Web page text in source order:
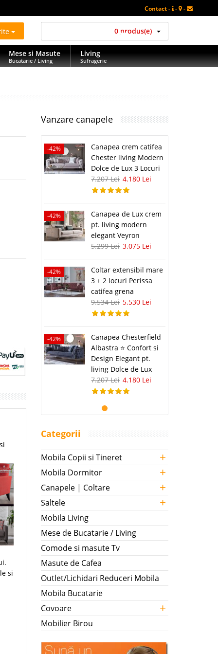
Contact - - -
0 produs(e)
Mese si Masute
Bucatarie / Living
Living
Sufragerie
si
Vanzare canapele
-42%
Canapea crem catifea
Chester living Modern
Dolce de Lux 3 Locuri
7.207 Lei 4.180 Lei
-42%
Canapea de Lux crem
pt. living modern
elegant Veyron
5.299 Lei 3.075 Lei
-42%
Coltar extensibil mare
3 + 2 locuri Perissa
catifea grena
9.534 Lei 5.530 Lei
-42%
Canapea Chesterfield
Albastra ⭐ Confort si
Design Elegant pt.
living Dolce de Lux
7.207 Lei 4.180 Lei
Categorii
Mobila Copii si Tineret +
Mobila Dormitor +
Canapele | Coltare +
Saltele +
Mobila Living
Mese de Bucatarie / Living
Comode si masute Tv
Masute de Cafea
Outlet/Lichidari Reduceri Mobila
Mobila Bucatarie
Covoare
+
Mobilier Birou